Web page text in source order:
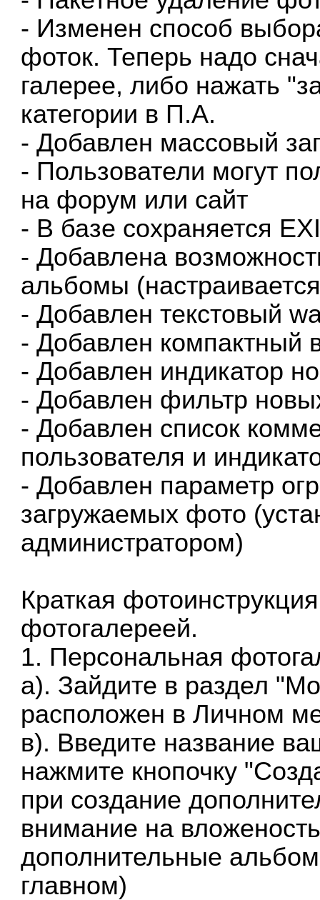
- Изменен способ
фоток. Теперь надо
галерее, либо нажать
категории в П.А.
- Добавлен массовый
- Пользователи могут
на форум или сайт
- В базе сохраняется
- Добавлена
альбомы
- Добавлен текстовый
- Добавлен компактный
- Добавлен индикатор
- Добавлен фильтр
- Добавлен список
пользователя и
- Добавлен параметр
загружаемых фото
администратором)
Краткая
фотогалереей.
1. Персональная
а). Зайдите в раздел
расположен в Личном
в). Введите название
нажмите кнопочку
при создание
внимание на
дополнительные
главном)